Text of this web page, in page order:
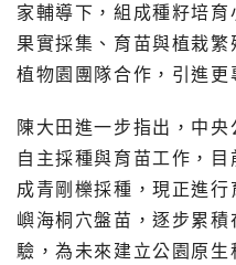
家輔導下，組成種籽培
果實採集、育苗與植栽
植物園團隊合作，引進更
陳大田進一步指出，中
自主採種與育苗工作，
成青剛櫟採種，現正進
嶼海桐穴盤苗，逐步累
驗，為未來建立公園原生